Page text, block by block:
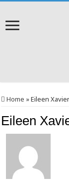
Home »Eileen
Eileen